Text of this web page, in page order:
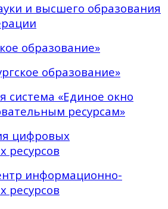
и высшего образования
образование»
образование»
«Единое окно
ресурсам»
цифровых
ресурсов
информационно-
ресурсов